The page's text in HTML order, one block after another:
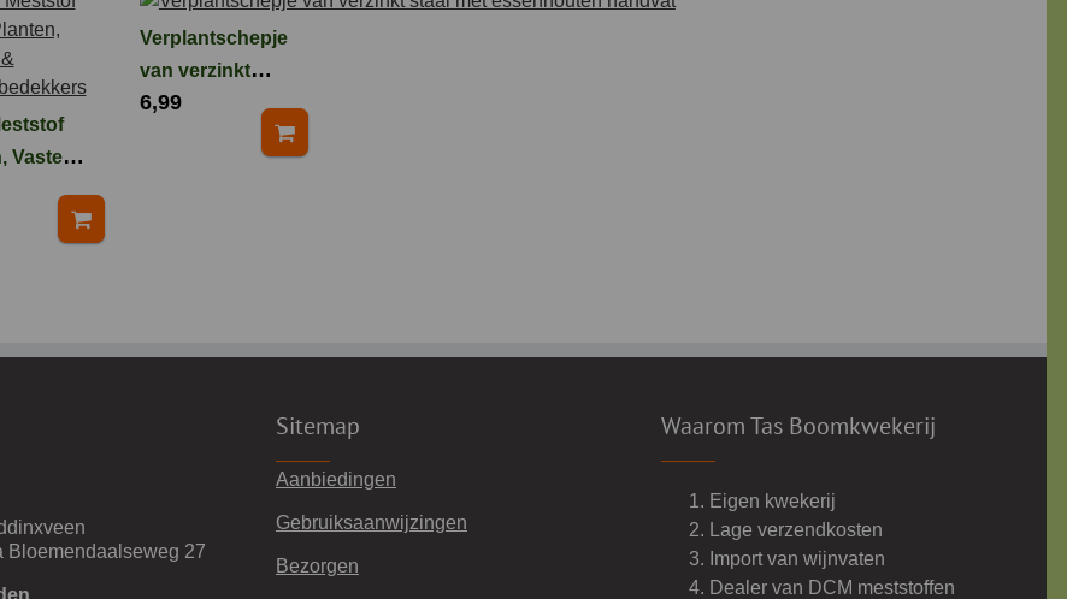
Vaste
Klimop
Verplantschepje
van verzinkt
staal met
6,99
Bloemendaalseweg 27
Sitemap
Aanbiedingen
Gebruiksaanwijzingen
Bezorgen
Waarom Tas Boomkwekerij
Eigen kwekerij
Lage verzendkosten
Import van wijnvaten
Dealer van DCM meststoffen